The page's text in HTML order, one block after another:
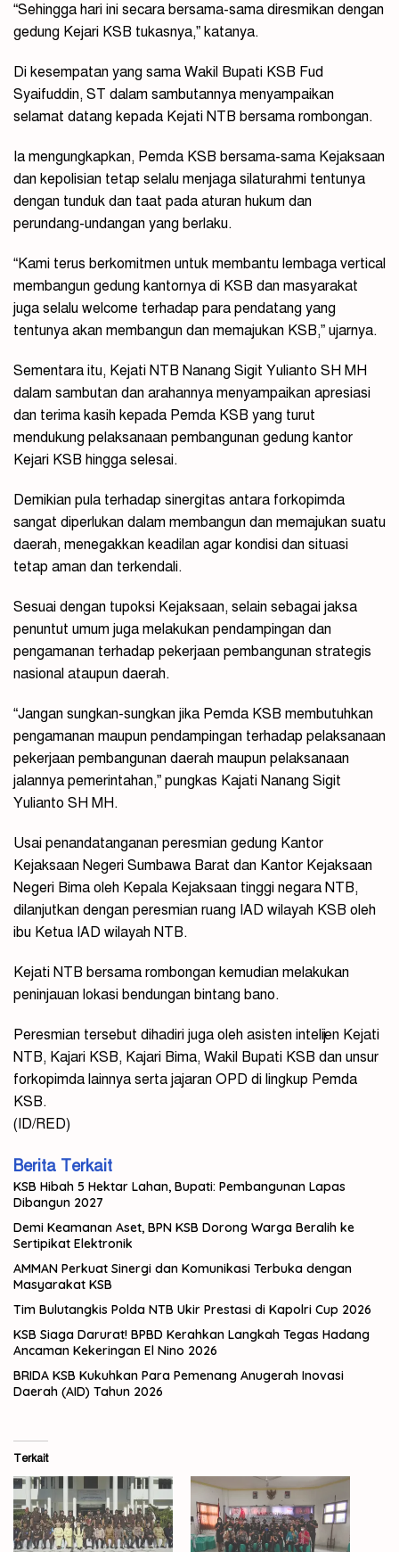
“Sehingga hari ini secara bersama-sama diresmikan dengan
gedung Kejari KSB tukasnya,” katanya.
Di kesempatan yang sama Wakil Bupati KSB Fud
Syaifuddin, ST dalam sambutannya menyampaikan
selamat datang kepada Kejati NTB bersama rombongan.
Ia mengungkapkan, Pemda KSB bersama-sama Kejaksaan
dan kepolisian tetap selalu menjaga silaturahmi tentunya
dengan tunduk dan taat pada aturan hukum dan
perundang-undangan yang berlaku.
“Kami terus berkomitmen untuk membantu lembaga vertical
membangun gedung kantornya di KSB dan masyarakat
juga selalu welcome terhadap para pendatang yang
tentunya akan membangun dan memajukan KSB,” ujarnya.
Sementara itu, Kejati NTB Nanang Sigit Yulianto SH MH
dalam sambutan dan arahannya menyampaikan apresiasi
dan terima kasih kepada Pemda KSB yang turut
mendukung pelaksanaan pembangunan gedung kantor
Kejari KSB hingga selesai.
Demikian pula terhadap sinergitas antara forkopimda
sangat diperlukan dalam membangun dan memajukan suatu
daerah, menegakkan keadilan agar kondisi dan situasi
tetap aman dan terkendali.
Sesuai dengan tupoksi Kejaksaan, selain sebagai jaksa
penuntut umum juga melakukan pendampingan dan
pengamanan terhadap pekerjaan pembangunan strategis
nasional ataupun daerah.
“Jangan sungkan-sungkan jika Pemda KSB membutuhkan
pengamanan maupun pendampingan terhadap pelaksanaan
pekerjaan pembangunan daerah maupun pelaksanaan
jalannya pemerintahan,” pungkas Kajati Nanang Sigit
Yulianto SH MH.
Usai penandatanganan peresmian gedung Kantor
Kejaksaan Negeri Sumbawa Barat dan Kantor Kejaksaan
Negeri Bima oleh Kepala Kejaksaan tinggi negara NTB,
dilanjutkan dengan peresmian ruang IAD wilayah KSB oleh
ibu Ketua IAD wilayah NTB.
Kejati NTB bersama rombongan kemudian melakukan
peninjauan lokasi bendungan bintang bano.
Peresmian tersebut dihadiri juga oleh asisten intelijen Kejati
NTB, Kajari KSB, Kajari Bima, Wakil Bupati KSB dan unsur
forkopimda lainnya serta jajaran OPD di lingkup Pemda
KSB.
(ID/RED)
Berita Terkait
KSB Hibah 5 Hektar Lahan, Bupati: Pembangunan Lapas
Dibangun 2027
Demi Keamanan Aset, BPN KSB Dorong Warga Beralih ke
Sertipikat Elektronik
AMMAN Perkuat Sinergi dan Komunikasi Terbuka dengan
Masyarakat KSB
Tim Bulutangkis Polda NTB Ukir Prestasi di Kapolri Cup 2026
KSB Siaga Darurat! BPBD Kerahkan Langkah Tegas Hadang
Ancaman Kekeringan El Nino 2026
BRIDA KSB Kukuhkan Para Pemenang Anugerah Inovasi
Daerah (AID) Tahun 2026
Terkait